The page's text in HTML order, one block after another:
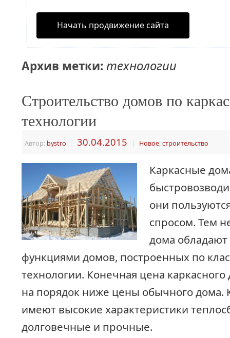
Начать продвижение сайта
Архив метки: технологии
Строительство домов по
технологии
Автор: bystro | 30.04.2015 | Новое, строительство
Каркасные
они
спросом. Тем
дома
функциями домов, построенных по
технологии. Конечная цена
на порядок ниже цены обычного дома.
имеют высокие характеристики
долговечные и прочные.